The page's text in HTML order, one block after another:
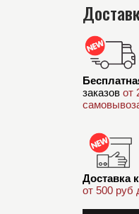
заказов от
Доставка
от 500 руб